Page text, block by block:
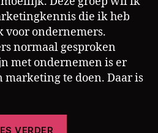
die ik heb
voor ondernemers.
normaal gesproken
met ondernemen is er
marketing te doen. Daar is
VERDER